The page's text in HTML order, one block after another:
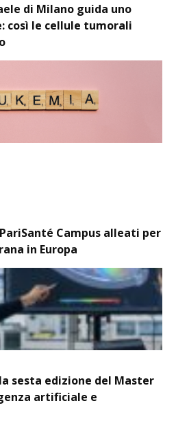
di Milano guida uno
così le cellule tumorali
Campus alleati per
in Europa
sesta edizione del Master
artificiale e